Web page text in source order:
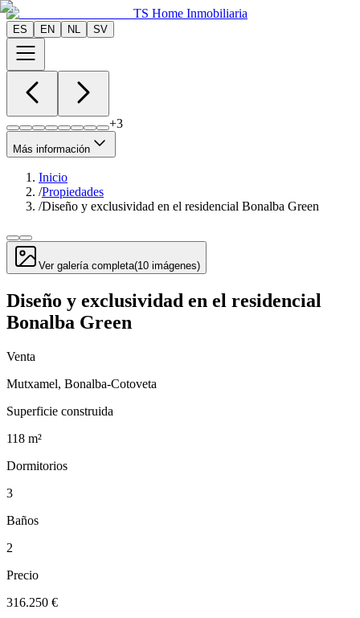
TS Home Inmobiliaria
ES EN NL SV
+3
Más información
Inicio
/Propiedades
/Diseño y exclusividad en el residencial Bonalba Green
Ver galería completa(10 imágenes)
Diseño y exclusividad en el residencial
Bonalba Green
Venta
Mutxamel, Bonalba-Cotoveta
Superficie construida
118 m²
Dormitorios
3
Baños
2
Precio
316.250 €